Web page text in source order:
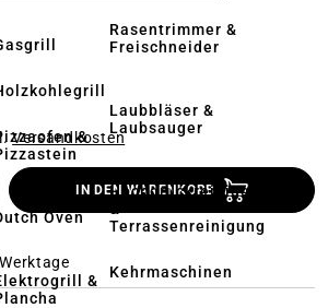
&
Oven
&
Rasentrimmer &
Freischneider
Laubbläser &
Laubsauger
Hochdruckreiniger
Terrassenreinigung
Kehrmaschinen
Versandkosten
des Produktes
IN DEN WARENKORB